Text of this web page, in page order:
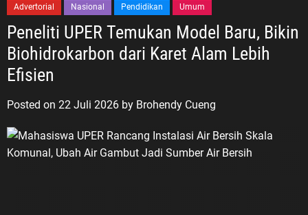
Advertorial Nasional Pendidikan Umum
Peneliti UPER Temukan Model Baru, Bikin
Biohidrokarbon dari Karet Alam Lebih
Efisien
Posted on 22 Juli 2026 by Brohendy Cueng